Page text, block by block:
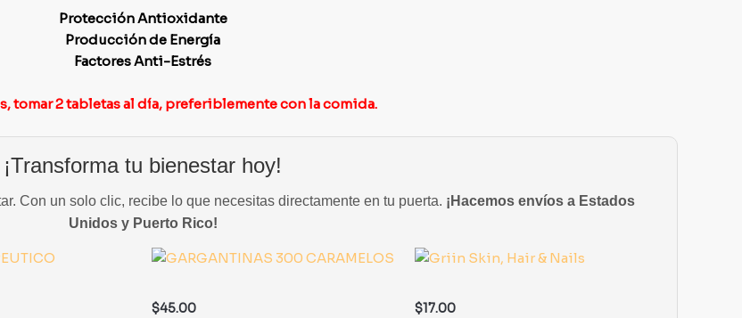
Protección Antioxidante
Producción de Energía
Factores Anti-Estrés
tomar 2 tabletas al día, preferiblemente con la comida.
¡Transforma tu bienestar hoy!
Con un solo clic, recibe lo que necesitas directamente en tu puerta. ¡Hacemos envíos a Estados
Unidos y Puerto Rico!
$45.00 $17.00